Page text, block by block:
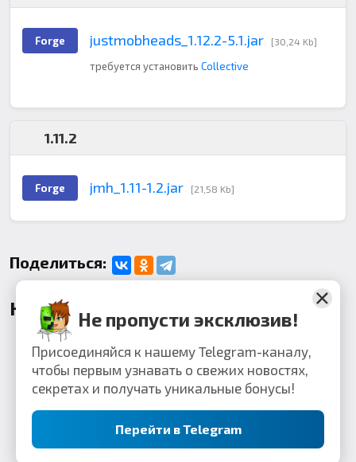
Forge justmobheads_1.12.2-5.1.jar [30,24 Kb]
требуется установить Collective
1.11.2
Forge jmh_1.11-1.2.jar [21,58 Kb]
Поделиться:
КомментарииНе пропусти эксклюзив!
Присоединяйся к нашему Telegram-каналу,
чтобы первым узнавать о свежих новостях,
секретах и получать уникальные бонусы!
Перейти в Telegram